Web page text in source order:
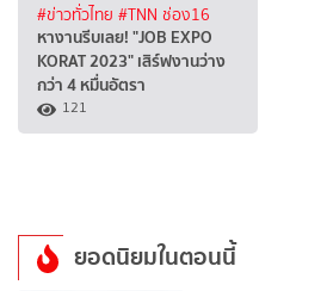
#ข่าวทั่วไทย #TNN ช่อง16
หางานรีบเลย! "JOB EXPO
KORAT 2023" เสิร์ฟงานว่าง
กว่า 4 หมื่นอัตรา
121
ยอดนิยมในตอนนี้